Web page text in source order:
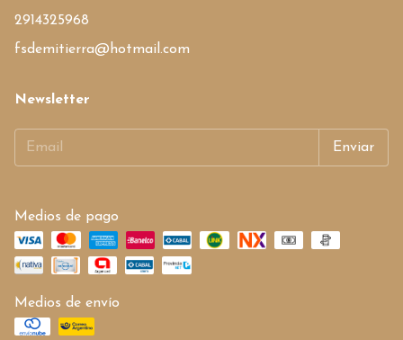
2914325968
fsdemitierra@hotmail.com
Newsletter
Medios de pago
Medios de envío